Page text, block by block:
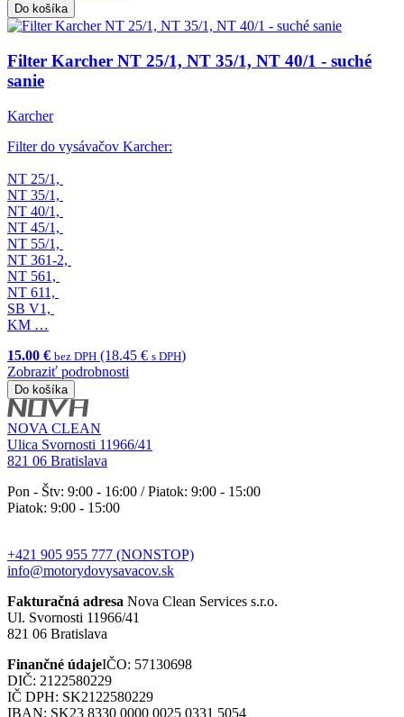
Do košíka
Filter Karcher NT 25/1, NT 35/1, NT 40/1 - suché
sanie
Karcher
Filter do vysávačov Karcher:
NT 25/1,
NT 35/1,
NT 40/1,
NT 45/1,
NT 55/1,
NT 361-2,
NT 561,
NT 611,
SB V1,
KM …
15.00 € bez DPH (18.45 € s DPH)
Zobraziť podrobnosti
Do košíka
NOVA CLEAN
Ulica Svornosti 11966/41
821 06 Bratislava
Pon - Štv: 9:00 - 16:00 / Piatok: 9:00 - 15:00
Piatok: 9:00 - 15:00
+421 905 955 777 (NONSTOP)
info@motorydovysavacov.sk
Fakturačná adresa Nova Clean Services s.r.o.
Ul. Svornosti 11966/41
821 06 Bratislava
Finančné údajeIČO: 57130698
DIČ: 2122580229
IČ DPH: SK2122580229
IBAN: SK23 8330 0000 0025 0331 5054